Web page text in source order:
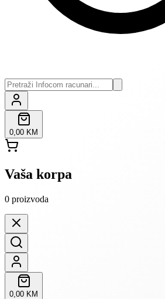
0,00 KM
Vaša korpa
0 proizvoda
0,00 KM